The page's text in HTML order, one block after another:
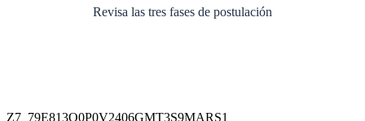
Revisa las tres fases de postulación
Z7_79E813O0P0V2406GMT3S9MARS1